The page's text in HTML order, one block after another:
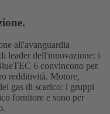
all'avanguardia
leader dell'innovazione: i
6 convincono per
redditività. Motore,
gas di scarico: i gruppi
fornitore e sono per